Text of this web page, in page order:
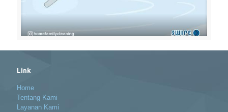
Link
Home
Tentang Kami
Layanan Kami